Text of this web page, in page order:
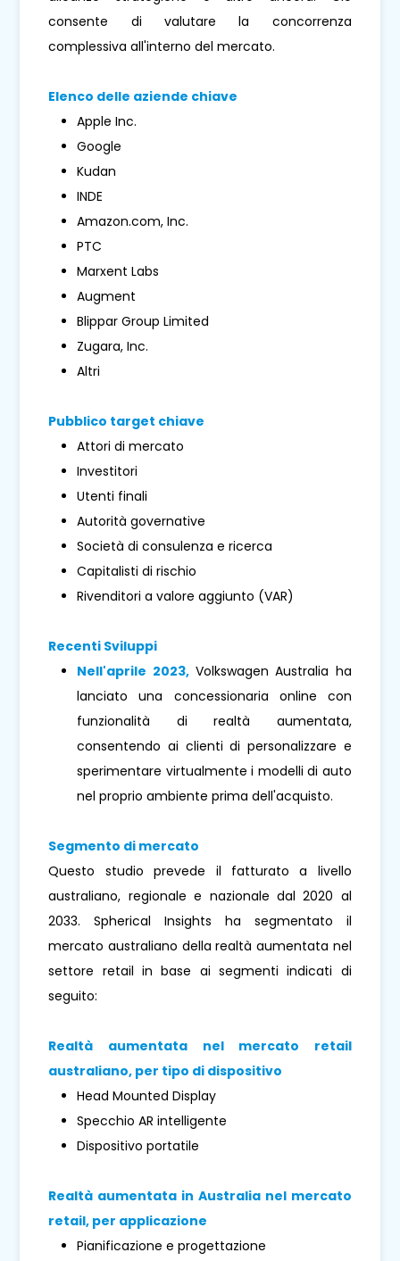
consente di valutare la concorrenza
complessiva all'interno del mercato.
Elenco delle aziende chiave
Apple Inc.
Google
Kudan
INDE
Amazon.com, Inc.
PTC
Marxent Labs
Augment
Blippar Group Limited
Zugara, Inc.
Altri
Pubblico target chiave
Attori di mercato
Investitori
Utenti finali
Autorità governative
Società di consulenza e ricerca
Capitalisti di rischio
Rivenditori a valore aggiunto (VAR)
Recenti Sviluppi
Nell'aprile 2023, Volkswagen Australia ha
lanciato una concessionaria online con
funzionalità di realtà aumentata,
consentendo ai clienti di personalizzare e
sperimentare virtualmente i modelli di auto
nel proprio ambiente prima dell'acquisto.
Segmento di mercato
Questo studio prevede il fatturato a livello
australiano, regionale e nazionale dal 2020 al
2033. Spherical Insights ha segmentato il
mercato australiano della realtà aumentata nel
settore retail in base ai segmenti indicati di
seguito:
Realtà aumentata nel mercato retail
australiano, per tipo di dispositivo
Head Mounted Display
Specchio AR intelligente
Dispositivo portatile
Realtà aumentata in Australia nel mercato
retail, per applicazione
Pianificazione e progettazione